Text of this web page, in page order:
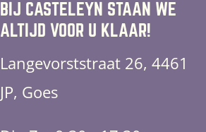
BIJ CASTELEYN STAAN WE
ALTIJD VOOR U KLAAR!
Langevorststraat 26, 4461
JP, Goes